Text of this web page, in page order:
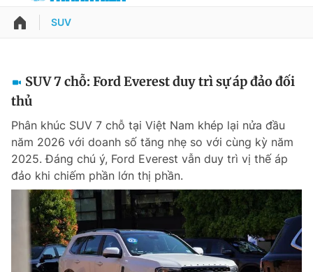
QUẢNG CÁO
Chuyên mục khác
Chào ngày mới Tin 24h
Tin thị trường Tin 360
Thông tin tài khoản
Tin đã lưu
Tin đã xem
Đăng xuất
SUV
SUV 7 chỗ: Ford Everest duy trì sự áp đảo đối
thủ
Phân khúc SUV 7 chỗ tại Việt Nam khép lại nửa đầu
năm 2026 với doanh số tăng nhẹ so với cùng kỳ năm
2025. Đáng chú ý, Ford Everest vẫn duy trì vị thế áp
đảo khi chiếm phần lớn thị phần.